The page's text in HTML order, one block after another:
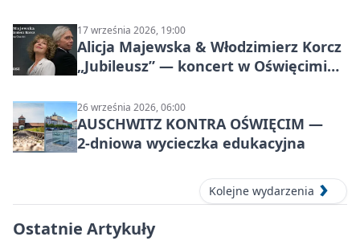
17 września 2026, 19:00
Alicja Majewska & Włodzimierz Korcz
„Jubileusz” — koncert w Oświęcimiu,
26 września 2026, 06:00
AUSCHWITZ KONTRA OŚWIĘCIM —
2‑dniowa wycieczka edukacyjna
Kolejne wydarzenia
Ostatnie Artykuły